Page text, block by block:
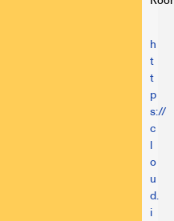
h
t
t
p
s://
c
l
o
u
d.
i